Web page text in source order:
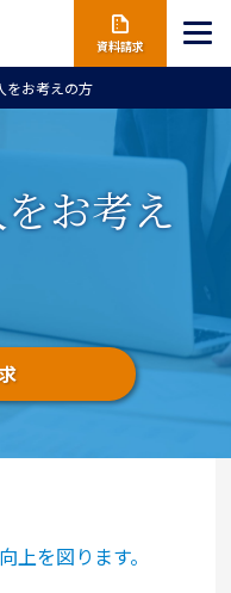
資料請求
をお考えの方
お考え
上を図ります。